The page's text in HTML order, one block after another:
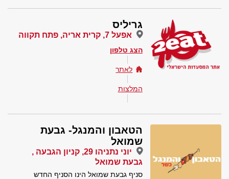
גריליס
אפעל 7, קרית אריה, פתח תקווה
הצג טלפון
לאתר
המלצות
הטאבון והמנגל- גבעת
שמואל
יוני נתניהו 29, קניון הגבעה ,
גבעת שמואל
סניף גבעת שמואל הינו הסניף החדש